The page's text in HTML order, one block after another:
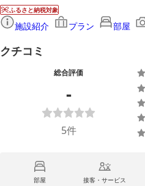
ふるさと納税対象
施設紹介 プラン 部屋
クチコミ
総合評価
-
5件
部屋 接客・サービス